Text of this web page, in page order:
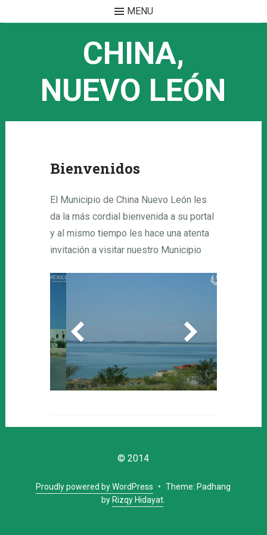
MENU
CHINA,
NUEVO LEÓN
Bienvenidos
El Municipio de China Nuevo León les
da la más cordial bienvenida a su portal
y al mismo tiempo les hace una atenta
invitación a visitar nuestro Municipio
© 2014
Proudly powered by WordPress • Theme: Padhang
by Rizqy Hidayat